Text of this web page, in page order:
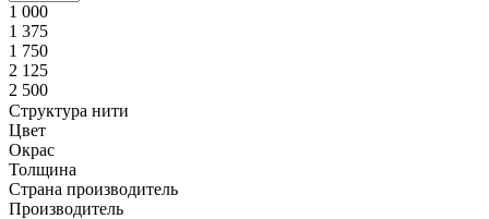
1 000
1 375
1 750
2 125
2 500
Структура нити
Цвет
Окрас
Толщина
Страна производитель
Производитель